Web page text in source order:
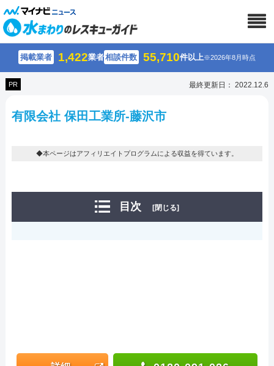
掲載業者 1,422業者相談件数 55,710件以上※2026年8月時点
PR 最終更新日： 2022.12.6
有限会社 保田工業所-藤沢市
◆本ページはアフィリエイトプログラムによる収益を得ています。
目次 [閉じる]